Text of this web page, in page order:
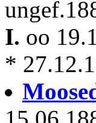
I. oo
*